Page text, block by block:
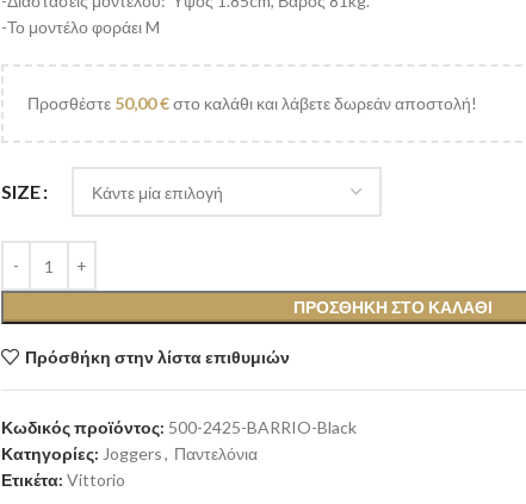
-Το μοντέλο φοράει M
Προσθέστε 50,00€στο καλάθι και λάβετε δωρεάν αποστολή!
SIZE
ΠΡΟΣΘΉΚΗ ΣΤΟ ΚΑΛΆΘΙ
Πρόσθήκη στην λίστα επιθυμιών
Κωδικός προϊόντος: 500-2425-BARRIO-Black
Κατηγορίες: Joggers, Παντελόνια
Ετικέτα: Vittorio